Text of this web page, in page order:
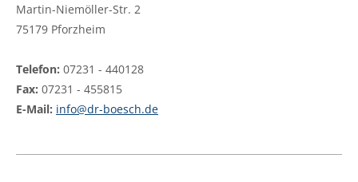
Martin-Niemöller-Str. 2
75179 Pforzheim
Telefon: 07231 - 440128
Fax: 07231 - 455815
E-Mail: info@dr-boesch.de